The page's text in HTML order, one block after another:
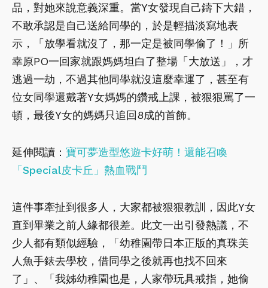
品，對她來說意義深重。當Y女發現自己鑄下大錯，
不敢承認是自己送給同學的，於是輕描淡寫地表
示，「放學看就沒了，那一定是被同學偷了！」所
幸原PO一回家就跟媽媽坦白了整場「大放送」，才
逃過一劫，不過其他同學就沒這麼幸運了，甚至有
位女同學還戴著Y女媽媽的鑽戒上課，被狠狠罵了一
頓，最後Y女的媽媽只追回8成的首飾。
延伸閱讀： 寶可夢造型悠遊卡好萌！還能召喚
「Special皮卡丘」熱血戰鬥
這件事牽扯到很多人，大家都被狠狠教訓，因此Y女
直到畢業之前人緣都很差。此文一出引發熱議，不
少人都有類似經驗，「幼稚園帶日本正版的真珠美
人魚手錶去學校，借同學之後就再也找不回來
了」、「我姊幼稚園也是，人家帶玩具戒指，她偷